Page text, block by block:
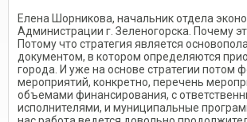
Елена Шорникова, начальник отдела
Администрации г. Зеленогорска. Почему
Потому что стратегия является
документом, в котором определяются
города. И уже на основе стратегии потом
мероприятий, конкретно, перечень
объемами финансирования, с
исполнителями, и муниципальные